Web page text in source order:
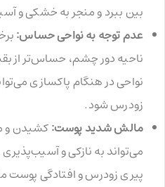
بین ببرد و منجر به خشکی و
عدم توجه به نواحی حساس:
ناحیه دور چشم، حساس‌تر از
نواحی در هنگام پاکسازی
زودرس شود.
مالش شدید پوست:کشیدن و
می‌تواند به نازکی و
پیری زودرس و افتادگی پوست